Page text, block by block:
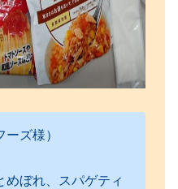
ズ様）
めぼれ、スパゲティ